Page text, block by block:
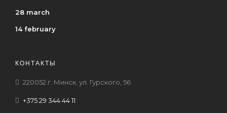
28 march
14 february
КОНТАКТЫ
220052 г. Минск, ул. Гурского, 56
+375 29 344 44 11